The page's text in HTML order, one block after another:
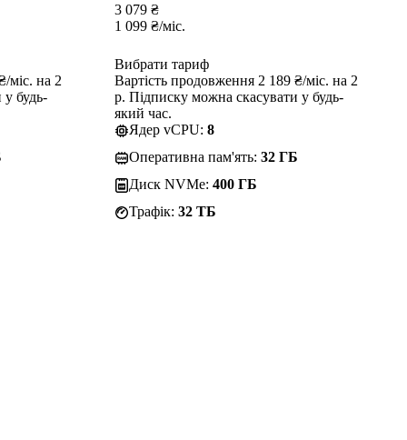
міс. на 2
будь-
3 079 ₴
1 099 ₴/міс.
Вибрати тариф
Вартість продовження 2 189 ₴/міс. на 2
р. Підписку можна скасувати у будь-
який час.
Ядер vCPU: 8
Оперативна пам'ять: 32 ГБ
Диск NVMe: 400 ГБ
Трафік: 32 TБ